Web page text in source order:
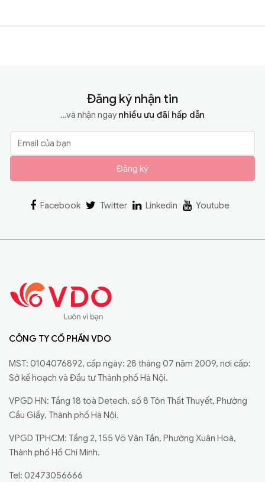
Đăng ký nhận tin
...và nhận ngaynhiều ưu đãi hấp dẫn
Đăng ký
Facebook Twitter Linkedin Youtube
CÔNG TY CỔ PHẦN VDO
MST: 0104076892, cấp ngày: 28 tháng 07 năm 2009, nơi cấp:
Sở kế hoạch và Đầu tư Thành phố Hà Nội.
VPGD HN: Tầng 18 toà Detech, số 8 Tôn Thất Thuyết, Phường
Cầu Giấy, Thành phố Hà Nội.
VPGD TPHCM: Tầng 2, 155 Võ Văn Tần, Phường Xuân Hoà,
Thành phố Hồ Chí Minh.
Tel: 02473056666